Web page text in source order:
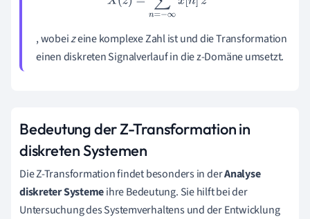
, wobeizeine komplexe Zahl ist und die Transformation
einen diskreten Signalverlauf in die z-Domäne umsetzt.
Bedeutung der Z-Transformation in
diskreten Systemen
Die Z-Transformation findet besonders in derAnalyse
diskreter Systemeihre Bedeutung. Sie hilft bei der
Untersuchung des Systemverhaltens und der Entwicklung